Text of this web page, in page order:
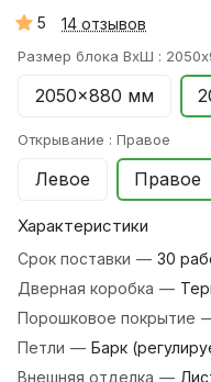
5 14 отзывов
Размер блока ВхШ :
2050x880 мм
Открывание : Правое
Левое Правое
Характеристики
Срок поставки — 30
Дверная коробка —
Порошковое покрытие
Петли — Барк
Внешняя отделка —